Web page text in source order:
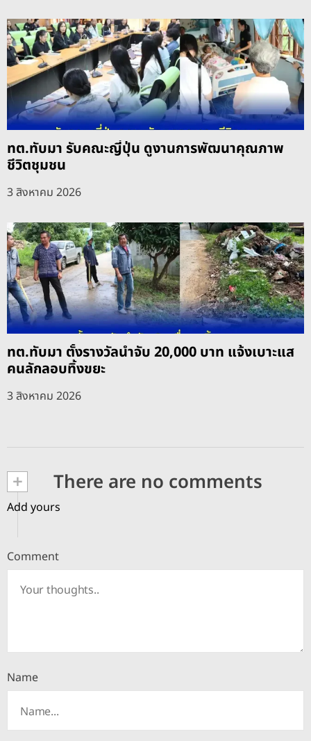
ทต.ทับมา รับคณะญี่ปุ่น ดูงานการพัฒนาคุณภาพ
ชีวิตชุมชน
3 สิงหาคม 2026
ทต.ทับมา ตั้งรางวัลนำจับ 20,000 บาท แจ้งเบาะแส
คนลักลอบทิ้งขยะ
3 สิงหาคม 2026
+ There are no comments
Add yours
Comment
Name